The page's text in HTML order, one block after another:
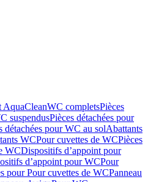
AquaCleanWC completsPièces
suspendusPièces détachées pour
détachées pour WC au solAbattants
WCPour cuvettes de WCPièces
WCDispositifs d’appoint pour
d’appoint pour WCPour
pour Pour cuvettes de WCPanneau